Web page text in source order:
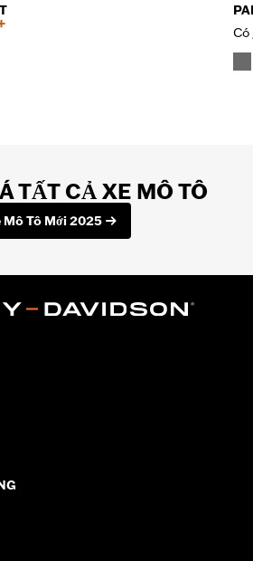
Có
TẤT CẢ XE MÔ TÔ
Mô Tô Mới 2025